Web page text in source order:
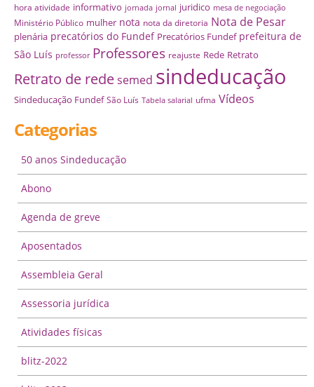
hora atividade informativo jornada jornal juridico mesa de negociação
Ministério Público mulher nota nota da diretoria Nota de Pesar
plenária precatórios do Fundef Precatórios Fundef prefeitura de
São Luís professor Professores reajuste Rede Retrato
Retrato de redesemed sindeducação
Sindeducação Fundef São Luís Tabela salarial ufma Vídeos
Categorias
50 anos Sindeducação
Abono
Agenda de greve
Aposentados
Assembleia Geral
Assessoria jurídica
Atividades físicas
blitz-2022